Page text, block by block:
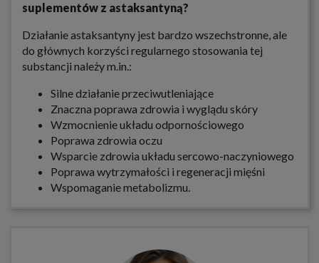
suplementów z astaksantyną?
Działanie astaksantyny jest bardzo wszechstronne, ale
do głównych korzyści regularnego stosowania tej
substancji należy m.in.:
Silne działanie przeciwutleniające
Znaczna poprawa zdrowia i wyglądu skóry
Wzmocnienie układu odpornościowego
Poprawa zdrowia oczu
Wsparcie zdrowia układu sercowo-naczyniowego
Poprawa wytrzymałości i regeneracji mięśni
Wspomaganie metabolizmu.